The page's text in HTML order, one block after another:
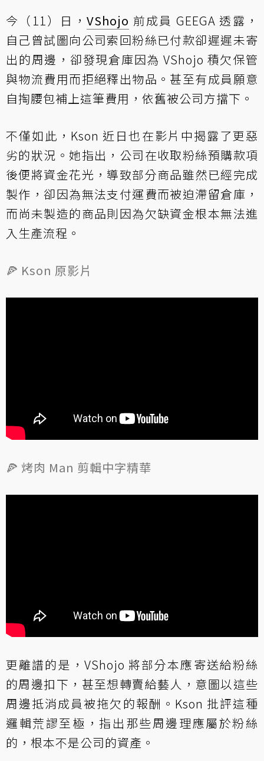
今（11）日，VShojo 前成員 GEEGA 透露，
自己曾試圖向公司索回粉絲已付款卻遲遲未寄
出的周邊，卻發現倉庫因為 VShojo 積欠保管
與物流費用而拒絕釋出物品。甚至有成員願意
自掏腰包補上這筆費用，依舊被公司方擋下。
不僅如此，Kson 近日也在影片中揭露了更惡
劣的狀況。她指出，公司在收取粉絲預購款項
後便將資金花光，導致部分商品雖然已經完成
製作，卻因為無法支付運費而被迫滯留倉庫，
而尚未製造的商品則因為欠缺資金根本無法進
入生產流程。
🍕 Kson 原影片
🍕 烤肉 Man 剪輯中字精華
更離譜的是，VShojo 將部分本應寄送給粉絲
的周邊扣下，甚至想轉賣給藝人，意圖以這些
周邊抵消成員被拖欠的報酬。Kson 批評這種
邏輯荒謬至極，指出那些周邊理應屬於粉絲
的，根本不是公司的資產。